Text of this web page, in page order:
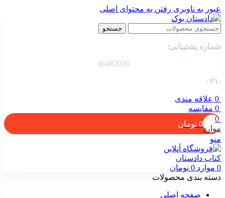
عبور به ناوبری رفتن به محتوای اصلی
جستجو
شماره پشتیبانی:
66482026
-۰۲۱
0 علاقه مندی
0 مقایسه
0
موارد
0 تومان
منو
0 موارد 0 تومان
دسته بندی محصولات
صفحه اصلی